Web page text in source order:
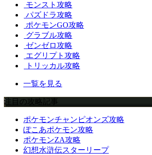
モンスト攻略
パズドラ攻略
ポケモンGO攻略
グラブル攻略
ゼンゼロ攻略
エグリプト攻略
トリッカル攻略
一覧を見る
注目の攻略記事
ポケモンチャンピオンズ攻略
ぽこあポケモン攻略
ポケモンZA攻略
幻想水滸伝スターリープ